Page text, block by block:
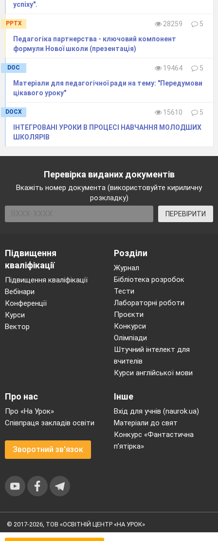
успіху".
PPTX 28259
5
Педагогіка партнерства - ключовий компонент
формули Нової школи (презентація)
DOC 19464
5
Матеріали для педагогічної ради на тему: "Передумови
цікавого уроку"
DOCX 15610
5
ІНТЕГРОВАНІ УРОКИ В ПРОЦЕСІ НАВЧАННЯ МОЛОДШИХ
ШКОЛЯРІВ
Перевірка виданих документів
Вкажіть номер документа (використовуйте кириличну
розкладку)
ПЕРЕВІРИТИ
Підвищення
кваліфікації
Підвищення кваліфікації
Вебінари
Конференції
Курси
Вектор
Розділи
Журнал
Бібліотека розробок
Тести
Лабораторні роботи
Проєкти
Конкурси
Олімпіади
Штучний інтелект для
вчителів
Курси англійської мови
Про нас
Про «На Урок»
Співпраця закладів освіти
Зворотний зв'язок
Інше
Вхід для учнів (naurok.ua)
Матеріали до свят
Конкурс «Фантастична
п’ятірка»
© 2017-2026, ТОВ «ОСВІТНІЙ ЦЕНТР «НА УРОК»